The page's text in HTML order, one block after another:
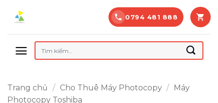
0794 481 888
Tìm
kiếm:
Trang chủ / Cho Thuê Máy Photocopy / Máy
Photocopy Toshiba